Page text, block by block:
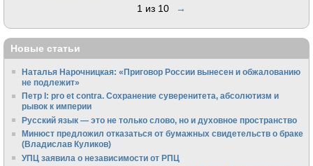
1 из 10 →
Новые статьи
Наталья Нарочницкая: «Приговор России вынесен и обжалованию
не подлежит»
Петр I: pro et contra. Сохранение суверенитета, абсолютизм и
рывок к империи
Русский язык — это не только слово, но и духовное пространство
Минюст предложил отказаться от бумажных свидетельств о браке
(Владислав Куликов)
УПЦ заявила о независимости от РПЦ